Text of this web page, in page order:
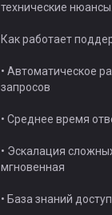
технические нюансы.
Как работает
• Автоматическое
запросов
• Среднее время
• Эскалация
мгновенная
• База знаний